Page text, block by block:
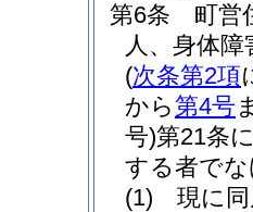
第6条
町営
人、身体
(次条第2項
から第4号
号)第21条
する者で
(1)
現に